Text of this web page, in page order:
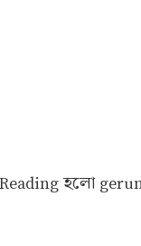
Reading হলো